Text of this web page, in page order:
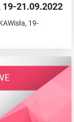
19-21.09.2022
19-